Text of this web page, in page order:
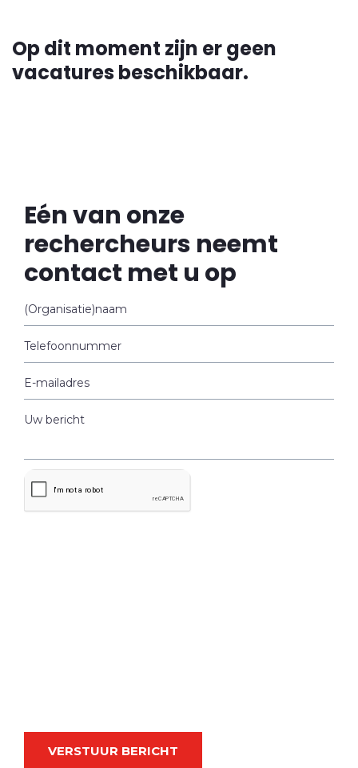
Op dit moment zijn er geen
vacatures beschikbaar.
Eén van onze
rechercheurs neemt
contact met u op
(Organisatie)naam
Telefoonnummer
E-mailadres
Uw bericht
VERSTUUR BERICHT